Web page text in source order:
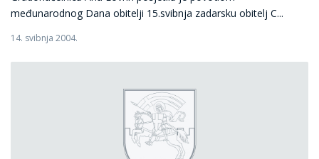
međunarodnog Dana obitelji 15.svibnja zadarsku obitelj C...
14. svibnja 2004.